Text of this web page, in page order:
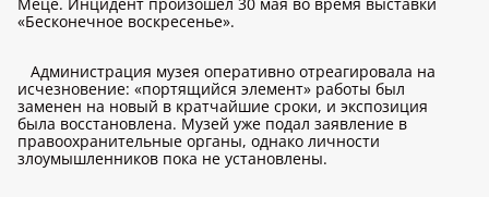
«Бесконечное воскресенье».
Администрация музея оперативно отреагировала на
исчезновение: «портящийся элемент» работы был
заменен на новый в кратчайшие сроки, и экспозиция
была восстановлена. Музей уже подал заявление в
правоохранительные органы, однако личности
злоумышленников пока не установлены.